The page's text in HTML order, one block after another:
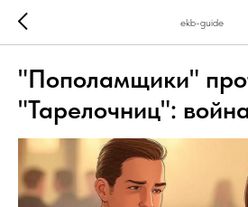
ekb-guide
"Пополамщики"
"Тарелочниц":